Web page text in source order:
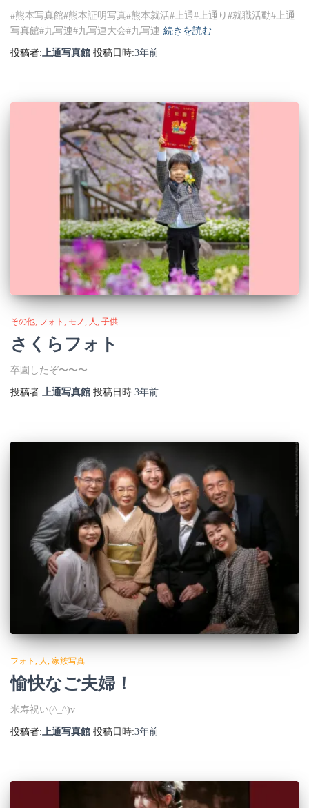
#熊本写真館#熊本証明写真#熊本就活#上通#上通り#就職活動#上通
写真館#九写連#九写連大会#九写連 続きを読む
投稿者:上通写真館 投稿日時:3年前
その他 フォト モノ 人 子供
さくらフォト
卒園したぞ〜〜〜
投稿者: 上通写真館 投稿日時:3年前
フォト 人 家族写真
愉快なご夫婦！
米寿祝い(^_^)v
投稿者: 上通写真館 投稿日時:3年前